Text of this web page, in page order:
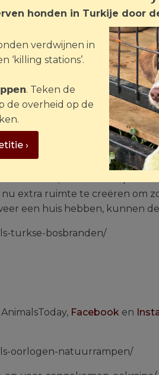
op zijn kop. De dierenarts
drinkt zelfstandig en
moeder binnengekregen, en
horen.
door
van Izmir. In deze regio
huizen; er wordt hulp voor
extra ruimte te creëren om
een huis hebben, kunnen
turkse-bosbranden/
Facebook en
oorlogen-natuurrampen/
honden in Turkije door
verdwijnen in
‘killing stations’.
Teken de
de overheid op de
›